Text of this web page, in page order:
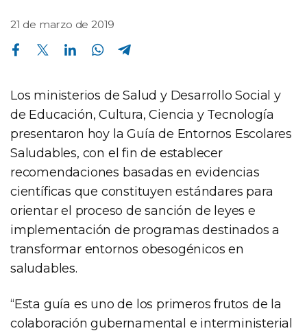
21 de marzo de 2019
Compartir en Facebook Compartir en Twitter Compartir en Linkedin Compartir en Whatsapp
Los ministerios de Salud y Desarrollo Social y
de Educación, Cultura, Ciencia y Tecnología
presentaron hoy la Guía de Entornos Escolares
Saludables, con el fin de establecer
recomendaciones basadas en evidencias
científicas que constituyen estándares para
orientar el proceso de sanción de leyes e
implementación de programas destinados a
transformar entornos obesogénicos en
saludables.
“Esta guía es uno de los primeros frutos de la
colaboración gubernamental e interministerial